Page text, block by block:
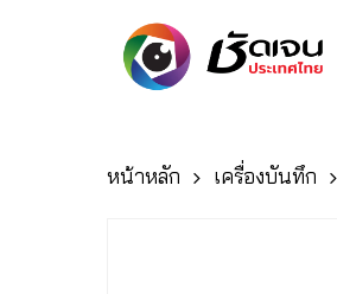
หน้าหลัก เครื่องบันทึก